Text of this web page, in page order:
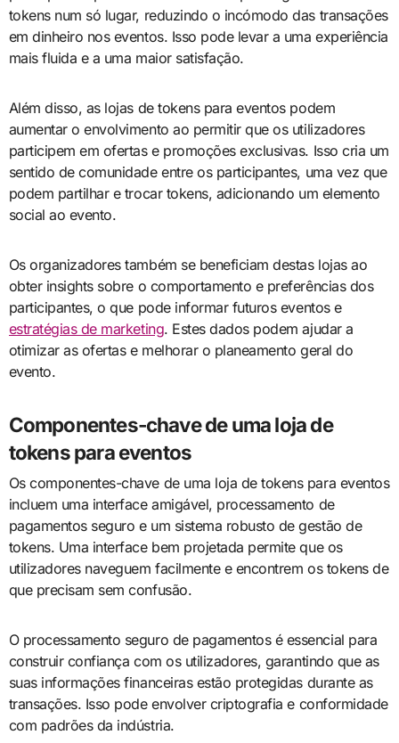
tokens num só lugar, reduzindo o incómodo das transações
em dinheiro nos eventos. Isso pode levar a uma experiência
mais fluida e a uma maior satisfação.
Além disso, as lojas de tokens para eventos podem
aumentar o envolvimento ao permitir que os utilizadores
participem em ofertas e promoções exclusivas. Isso cria um
sentido de comunidade entre os participantes, uma vez que
podem partilhar e trocar tokens, adicionando um elemento
social ao evento.
Os organizadores também se beneficiam destas lojas ao
obter insights sobre o comportamento e preferências dos
participantes, o que pode informar futuros eventos e
estratégias de marketing. Estes dados podem ajudar a
otimizar as ofertas e melhorar o planeamento geral do
evento.
Componentes-chave de uma loja de
tokens para eventos
Os componentes-chave de uma loja de tokens para eventos
incluem uma interface amigável, processamento de
pagamentos seguro e um sistema robusto de gestão de
tokens. Uma interface bem projetada permite que os
utilizadores naveguem facilmente e encontrem os tokens de
que precisam sem confusão.
O processamento seguro de pagamentos é essencial para
construir confiança com os utilizadores, garantindo que as
suas informações financeiras estão protegidas durante as
transações. Isso pode envolver criptografia e conformidade
com padrões da indústria.